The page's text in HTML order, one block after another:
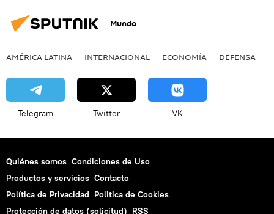
Mundo
AMÉRICA LATINA INTERNACIONAL ECONOMÍA DEFENSA
Telegram Twitter VK
Quiénes somos Condiciones de Uso
Productos y servicios Contacto
Política de Privacidad Politica de Cookies
Protección de datos (solicitud) RSS